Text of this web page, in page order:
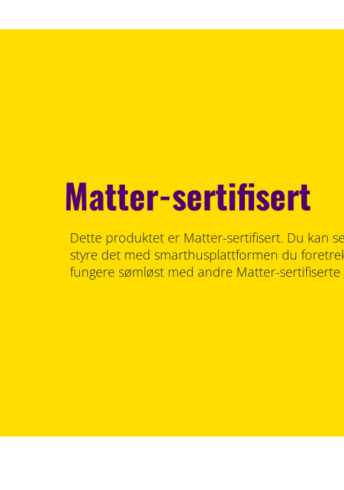
Matter-sertifisert
Dette produktet er Matter-sertifisert. Du kan
styre det med smarthusplattformen du
fungere sømløst med andre Matter-sertifiserte